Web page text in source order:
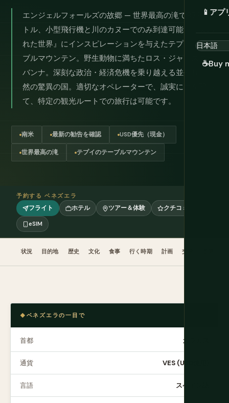
📱 アプ
☕Buy
エンジェルフォールズの故郷 — 世界最高の滝で979メー
トル、小型飛行機と川のカヌーでのみ到達可能。『失わ
れた世界』にインスピレーションを与えたテプイのテー
ブルマウンテン。野生動物に満ちたロス・ジャノスのサ
バンナ。深刻な政治・経済危機を乗り越える並外れた自
然の驚異の国。適切なオペレーターで、誠実に目を開い
て、特定の観光ルートでの旅行は可能です。
南米 最新の勧告を確認 USD優先（現金）
世界最高の滝 テプイのテーブルマウンテン
予約する ベネズエラ
フライト ホテル ツアー＆体験
クチコミ
eSIM
状況 目的地 歴史 文化 食事 行く時期 計画 交通
ベネズエラの一目で
首都 カラカス
通貨 VES (USD使用)
言語 スペイン語